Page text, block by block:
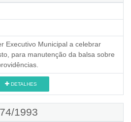
Executivo Municipal a celebrar
para manutenção da balsa sobre
DETALHES
1993